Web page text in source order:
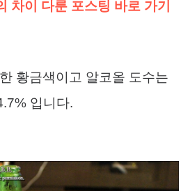
차이 다룬 포스팅 바로 가기
황금색이고 알코올 도수는
입니다.